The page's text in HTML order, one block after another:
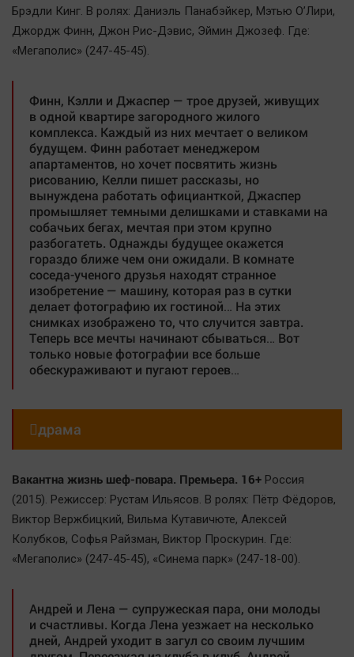
Брэдли Кинг. В ролях: Даниэль Панабэйкер, Мэтью О’Лири,
Джордж Финн, Джон Рис-Дэвис, Эймин Джозеф. Где:
«Мегаполис» (247-45-45).
Финн, Кэлли и Джаспер — трое друзей, живущих
в одной квартире загородного жилого
комплекса. Каждый из них мечтает о великом
будущем. Финн работает менеджером
апартаментов, но хочет посвятить жизнь
рисованию, Келли пишет рассказы, но
вынуждена работать официанткой, Джаспер
промышляет темными делишками и ставками на
собачьих бегах, мечтая при этом крупно
разбогатеть. Однажды будущее окажется
гораздо ближе чем они ожидали. В комнате
соседа-ученого друзья находят странное
изобретение — машину, которая раз в сутки
делает фотографию их гостиной… На этих
снимках изображено то, что случится завтра.
Теперь все мечты начинают сбываться… Вот
только новые фотографии все больше
обескураживают и пугают героев…
драма
Вакантна жизнь шеф-повара. Премьера. 16+ Россия
(2015). Режиссер: Рустам Ильясов. В ролях: Пётр Фёдоров,
Виктор Вержбицкий, Вильма Кутавичюте, Алексей
Колубков, Софья Райзман, Виктор Проскурин. Где:
«Мегаполис» (247-45-45), «Синема парк» (247-18-00).
Андрей и Лена — супружеская пара, они молоды
и счастливы. Когда Лена уезжает на несколько
дней, Андрей уходит в загул со своим лучшим